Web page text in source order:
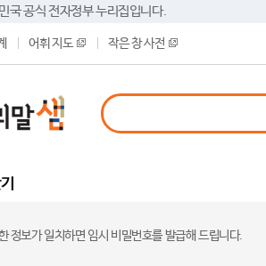
국 공식 전자정부 누리집입니다.
어휘 지도 작은 창 사전
정보가 일치하면 임시 비밀번호를 발급해 드립니다.